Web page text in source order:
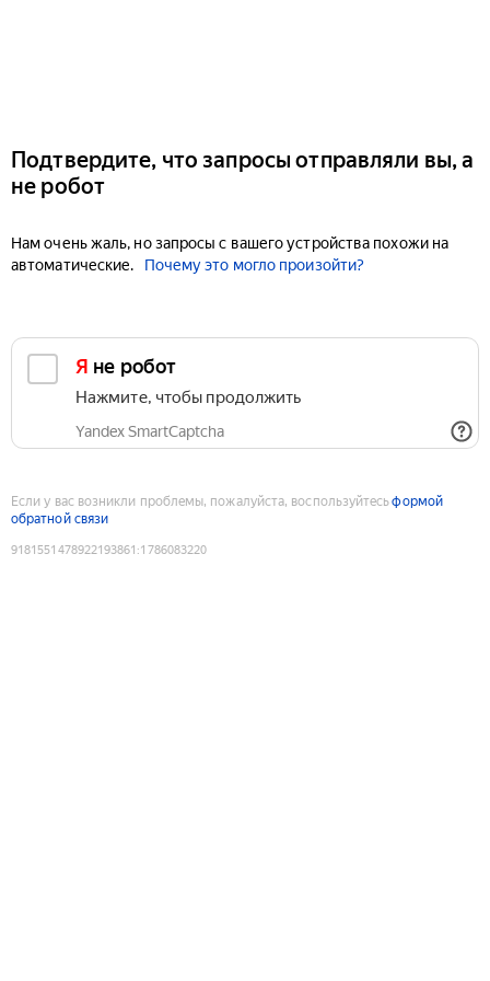
Подтвердите, что запросы отправляли вы, а
не робот
Нам очень жаль, но запросы с вашего устройства похожи на
автоматические.
Почему это могло произойти?
Я не робот
Нажмите, чтобы продолжить
Yandex SmartCaptcha
Если у вас возникли проблемы, пожалуйста, воспользуйтесьформой
обратной связи
9181551478922193861 :1786083220